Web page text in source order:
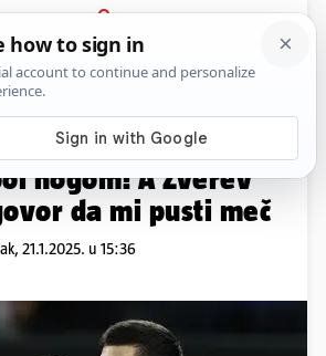
PRIJAVA
Sport Komentari
sam izbacio s
nogom! A Zverev
da mi pusti meč
21.1.2025. u 15:36